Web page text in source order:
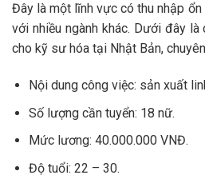
Đây là một lĩnh vực có thu nhập
với nhiều ngành khác. Dưới đây
cho kỹ sư hóa tại Nhật Bản,
Nội dung công việc: sản xuất
Số lượng cần tuyển: 18 nữ.
Mức lương: 40.000.000 VNĐ.
Độ tuổi: 22 – 30.